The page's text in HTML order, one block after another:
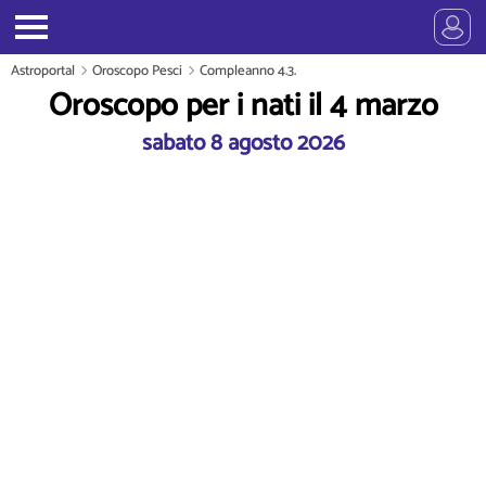
Astroportal Oroscopo Pesci Compleanno 4.3.
Oroscopo per i nati il 4 marzo
sabato 8 agosto 2026